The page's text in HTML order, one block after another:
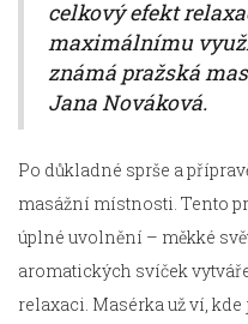
celkový efekt
maximálnímu
známá pražská
Jana Nováková.
Po důkladné sprše a
masážní místnosti. Tento
úplné uvolnění – měkké
aromatických svíček
relaxaci. Masérka už ví,